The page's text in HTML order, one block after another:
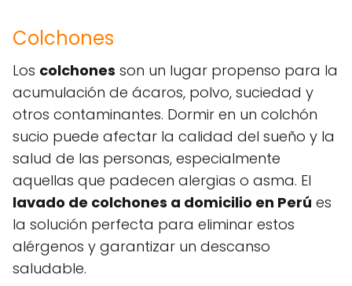
Colchones
Los colchones son un lugar propenso para la
acumulación de ácaros, polvo, suciedad y
otros contaminantes. Dormir en un colchón
sucio puede afectar la calidad del sueño y la
salud de las personas, especialmente
aquellas que padecen alergias o asma. El
lavado de colchones a domicilio en Perú es
la solución perfecta para eliminar estos
alérgenos y garantizar un descanso
saludable.